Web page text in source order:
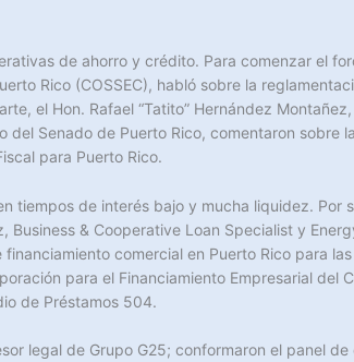
de ahorro y crédito. Para comenzar el
Rico (COSSEC), habló sobre la
el Hon. Rafael “Tatito” Hernández
del Senado de Puerto Rico, comentaron sobre
para Puerto Rico.
tiempos de interés bajo y mucha liquidez. Por
Business & Cooperative Loan Specialist y
comercial en Puerto Rico para
para el Financiamiento Empresarial del
de Préstamos 504.
legal de Grupo G25; conformaron el panel